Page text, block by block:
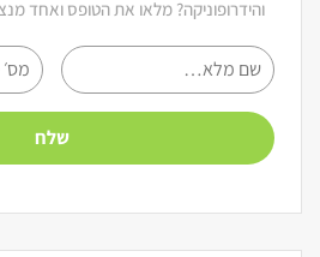
והידרופוניקה? מלאו את הטופס ואחד